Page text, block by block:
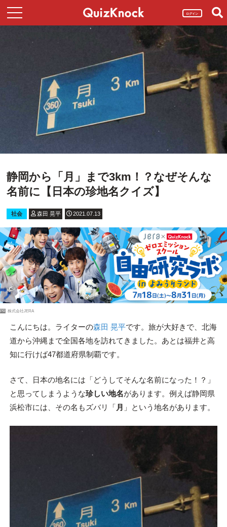
ログイン
静岡から「月」まで3km！？なぜそんな
名前に【日本の珍地名クイズ】
社会 森田 晃平 2021.07.13
PR 株式会社JERA
こんにちは。ライターの森田 晃平です。旅が大好きで、北海
道から沖縄まで全国各地を訪れてきました。あとは福井と高
知に行けば47都道府県制覇です。
さて、日本の地名には「どうしてそんな名前になった！？」
と思ってしまうような珍しい地名があります。例えば静岡県
浜松市には、その名もズバリ「 月 」という地名があります。